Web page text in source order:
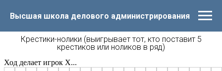
Высшая школа делового администрирования
Крестики-нолики (выигрывает тот, кто поставит 5
крестиков или ноликов в ряд)